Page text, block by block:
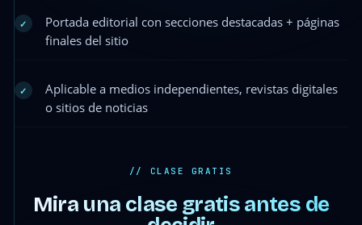
✓
Portada editorial con secciones destacadas + páginas
finales del sitio
✓
Aplicable a medios independientes, revistas digitales
o sitios de noticias
// CLASE GRATIS
Mira una clase gratis antes de